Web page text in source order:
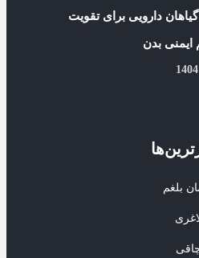
گیاهان دارویی برای تقویت
بدن
بلغم